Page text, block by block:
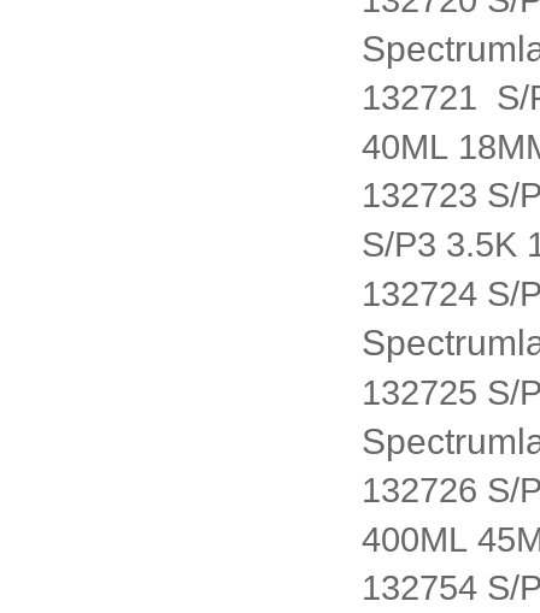
132721 S/
40ML
132723 S/
S/P3 3.5K
132724 S/
132725 S/
132726 S/
400ML
132754 S/